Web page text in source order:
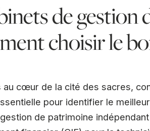
de gestion
choisir le
cœur de la cité des sacres,
pour identifier le
de patrimoine